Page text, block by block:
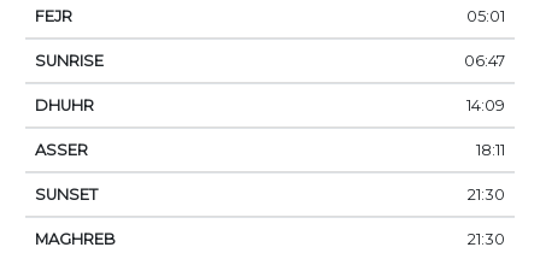
05:01
06:47
14:09
18:11
21:30
21:30